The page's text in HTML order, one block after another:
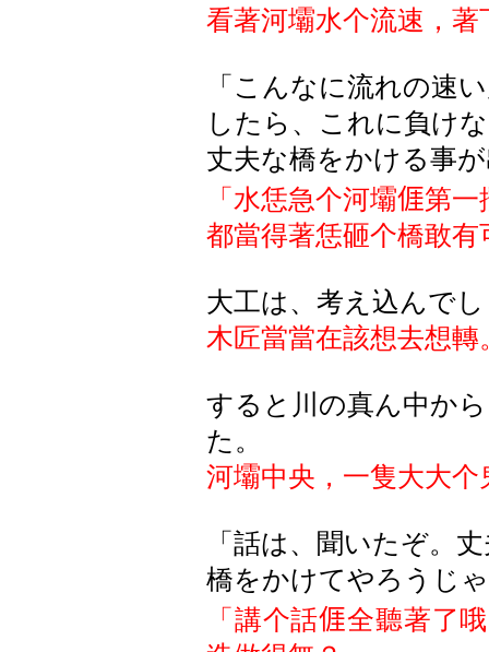
看著河壩水个流速，著
「こんなに流れの速
したら、これに負け
丈夫な橋をかける事
「水恁急个河壩𠊎第一
都當得著恁砸个橋敢有
大工は、考え込んで
木匠當當在該想去想轉
すると川の真ん中か
た。
河壩中央，一隻大大个
「話は、聞いたぞ。
橋をかけてやろうじ
「講个話𠊎全聽著了